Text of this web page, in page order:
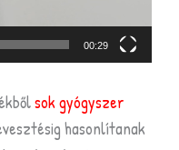
00:29
sok gyógyszer
hasonlítanak